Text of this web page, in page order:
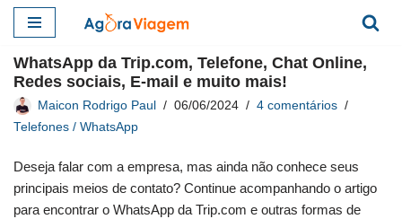
para
o
conteúdo
WhatsApp da Trip.com, Telefone, Chat Online,
Redes sociais, E-mail e muito mais!
Maicon Rodrigo Paul 06/06/2024
4 comentários
Telefones / WhatsApp
Deseja falar com a empresa, mas ainda não conhece seus
principais meios de contato? Continue acompanhando o artigo
para encontrar o WhatsApp da Trip.com e outras formas de